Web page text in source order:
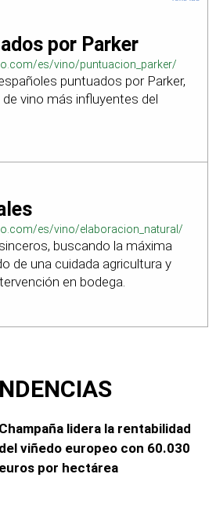
por Parker
es/vino/puntuacion_parker/
puntuados por Parker,
vino más influyentes del
es/vino/elaboracion_natural/
buscando la máxima
de una cuidada agricultura y
en bodega.
Champaña lidera la rentabilidad
del viñedo europeo con 60.030
euros por hectárea